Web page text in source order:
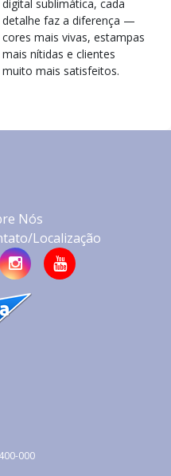
digital sublimática, cada
detalhe faz a diferença —
cores mais vivas, estampas
mais nítidas e clientes
muito mais satisfeitos.
Nós
Localização
000